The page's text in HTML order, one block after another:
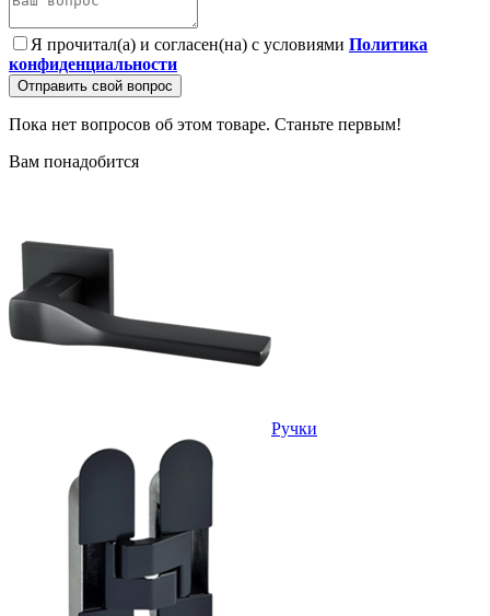
Я прочитал(а) и согласен(на) с условиями Политика
конфиденциальности
Отправить свой вопрос
Пока нет вопросов об этом товаре. Станьте первым!
Вам понадобится
Ручки